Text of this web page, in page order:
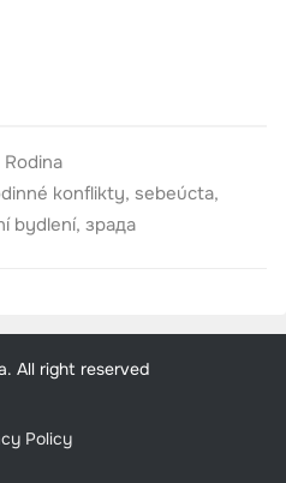
Rodina
konflikty, sebeúcta,
bydlení, зрада
All right reserved
Policy